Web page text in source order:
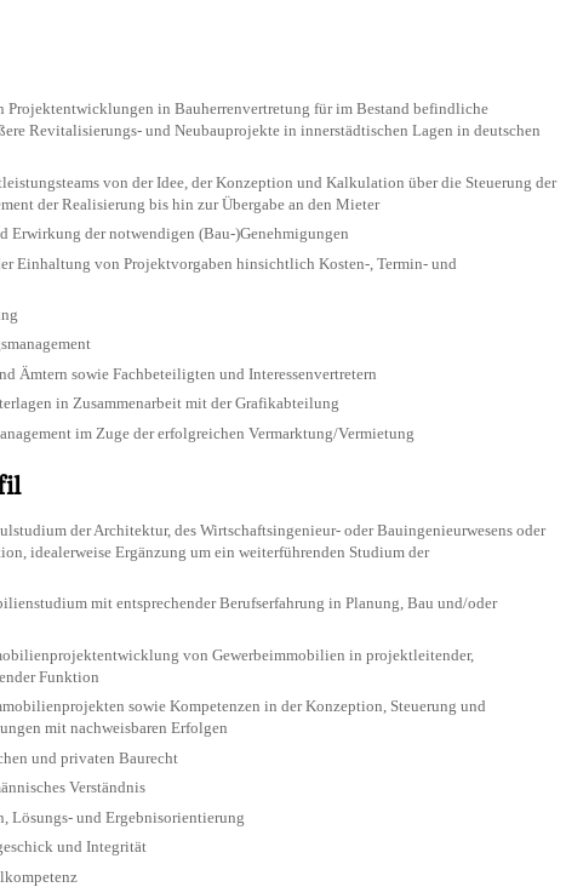
in Bauherrenvertretung für im Bestand befindliche
Revitalisierungs- und Neubauprojekte in innerstädtischen Lagen in deutschen
von der Idee, der Konzeption und Kalkulation über die Steuerung der
der Realisierung bis hin zur Übergabe an den Mieter
Erwirkung der notwendigen (Bau-)Genehmigungen
Einhaltung von Projektvorgaben hinsichtlich Kosten-, Termin- und
Ämtern sowie Fachbeteiligten und Interessenvertretern
in Zusammenarbeit mit der Grafikabteilung
im Zuge der erfolgreichen Vermarktung/Vermietung
der Architektur, des Wirtschaftsingenieur- oder Bauingenieurwesens oder
idealerweise Ergänzung um ein weiterführenden Studium der
mit entsprechender Berufserfahrung in Planung, Bau und/oder
von Gewerbeimmobilien in projektleitender,
Funktion
sowie Kompetenzen in der Konzeption, Steuerung und
mit nachweisbaren Erfolgen
und privaten Baurecht
Verständnis
Lösungs- und Ergebnisorientierung
und Integrität